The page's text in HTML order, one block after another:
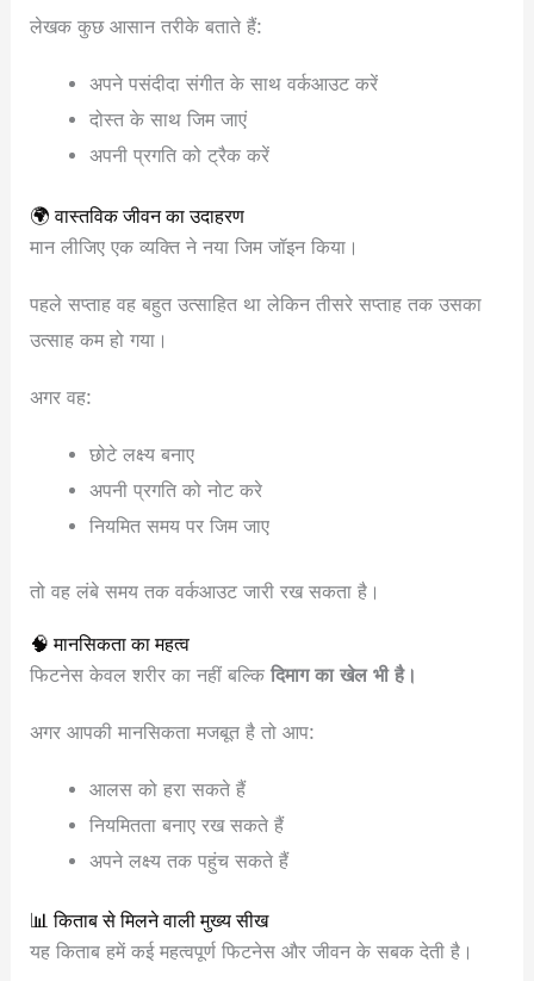
लेखक कुछ आसान तरीके बताते हैं:
अपने पसंदीदा संगीत के साथ वर्कआउट करें
दोस्त के साथ जिम जाएं
अपनी प्रगति को ट्रैक करें
🌍 वास्तविक जीवन का उदाहरण
मान लीजिए एक व्यक्ति ने नया जिम जॉइन किया।
पहले सप्ताह वह बहुत उत्साहित था लेकिन तीसरे सप्ताह तक उसका
उत्साह कम हो गया।
अगर वह:
छोटे लक्ष्य बनाए
अपनी प्रगति को नोट करे
नियमित समय पर जिम जाए
तो वह लंबे समय तक वर्कआउट जारी रख सकता है।
🧠 मानसिकता का महत्व
फिटनेस केवल शरीर का नहीं बल्किदिमाग का खेल भी है।
अगर आपकी मानसिकता मजबूत है तो आप:
आलस को हरा सकते हैं
नियमितता बनाए रख सकते हैं
अपने लक्ष्य तक पहुंच सकते हैं
📊 किताब से मिलने वाली मुख्य सीख
यह किताब हमें कई महत्वपूर्ण फिटनेस और जीवन के सबक देती है।